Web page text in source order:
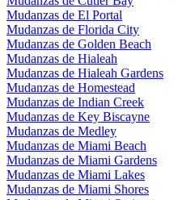
Mudanzas de El Portal
Mudanzas de Florida City
Mudanzas de Golden Beach
Mudanzas de Hialeah
Mudanzas de Hialeah Gardens
Mudanzas de Homestead
Mudanzas de Indian Creek
Mudanzas de Key Biscayne
Mudanzas de Medley
Mudanzas de Miami Beach
Mudanzas de Miami Gardens
Mudanzas de Miami Lakes
Mudanzas de Miami Shores